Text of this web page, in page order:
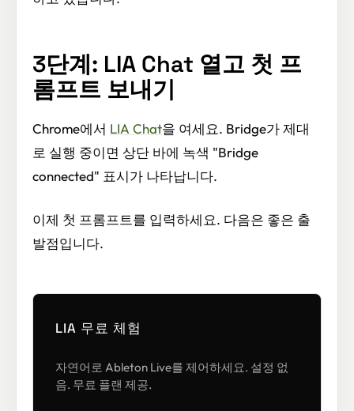
3단계: LIA Chat 열고 첫 프
롬프트 보내기
Chrome에서 LIA Chat을 여세요. Bridge가 제대
로 실행 중이면 상단 바에 녹색 "Bridge
connected" 표시가 나타납니다.
이제 첫 프롬프트를 입력하세요. 다음은 좋은 출
발점입니다.
LIA 무료 체험
자연어로 Ableton Live를 제어하세요. 설정 없
음. 무료 플랜 제공.